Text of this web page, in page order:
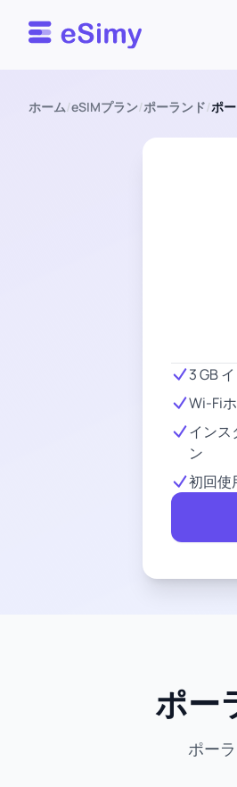
Esimy
ホーム/eSIMプラン/ポーランド/ポ
3 GB
Wi-Fi
インス
ン
初回使
ポー
ポー